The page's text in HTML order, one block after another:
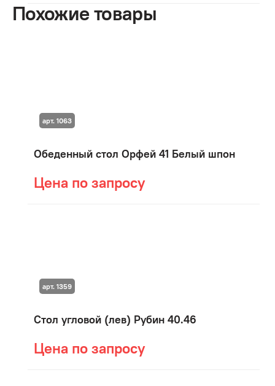
Похожие товары
Обеденный стол Орфей 41 Белый шпон
Цена по запросу
арт. 1063
Стол угловой (лев) Рубин 40.46
Цена по запросу
арт. 1359